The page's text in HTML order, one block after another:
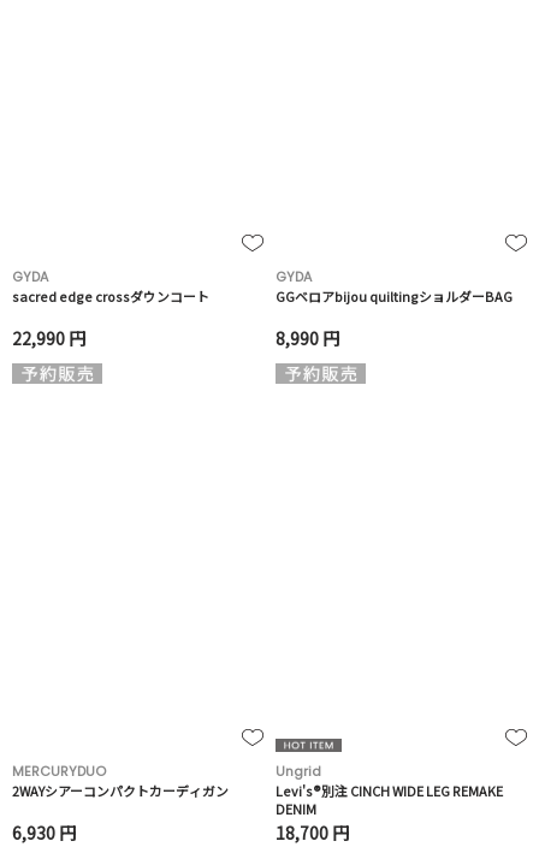
GYDA
sacred edge crossダウンコート
22,990 円
GYDA
GGベロアbijou quiltingショルダーBAG
8,990 円
MERCURYDUO
2WAYシアーコンパクトカーディガン
6,930 円
Ungrid
Levi's®別注 CINCH WIDE LEG REMAKE
DENIM
18,700 円